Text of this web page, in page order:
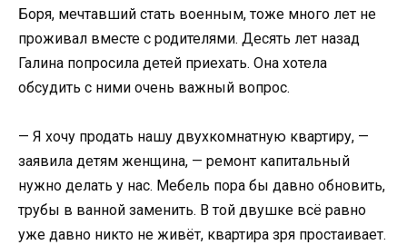
Боря, мечтавший стать военным, тоже много лет не
проживал вместе с родителями. Десять лет назад
Галина попросила детей приехать. Она хотела
обсудить с ними очень важный вопрос.
— Я хочу продать нашу двухкомнатную квартиру, —
заявила детям женщина, — ремонт капитальный
нужно делать у нас. Мебель пора бы давно обновить,
трубы в ванной заменить. В той двушке всё равно
уже давно никто не живёт, квартира зря простаивает.